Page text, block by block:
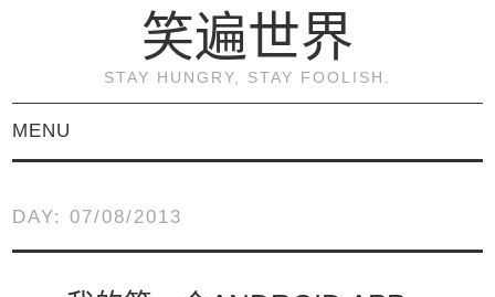
笑遍世界
STAY HUNGRY, STAY FOOLISH.
MENU
DAY:07/08/2013